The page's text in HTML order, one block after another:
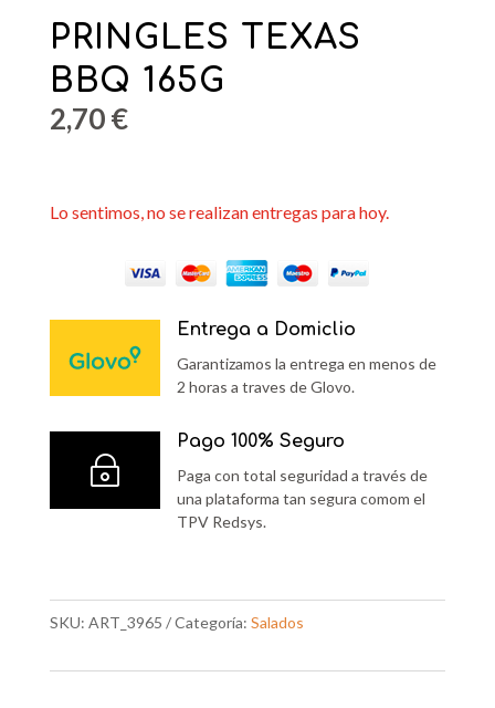
PRINGLES TEXAS
BBQ 165G
2,70€
Lo sentimos, no se realizan entregas para hoy.
Entrega a Domiclio
Garantizamos la entrega en menos de
2 horas a traves de Glovo.
~
Pago 100% Seguro
Paga con total seguridad a través de
una plataforma tan segura comom el
TPV Redsys.
SKU: ART_3965 Categoría: Salados